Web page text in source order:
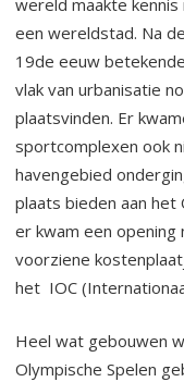
een wereldstad. Na
19de eeuw
vlak van urbanisatie
plaatsvinden. Er
sportcomplexen ook
havengebied
plaats bieden aan
er kwam een
voorziene
het IOC
Heel wat gebouwen
Olympische Spelen